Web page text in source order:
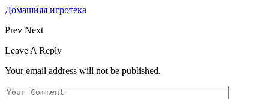
Домашняя игротека
Prev Next
Leave A Reply
Your email address will not be published.